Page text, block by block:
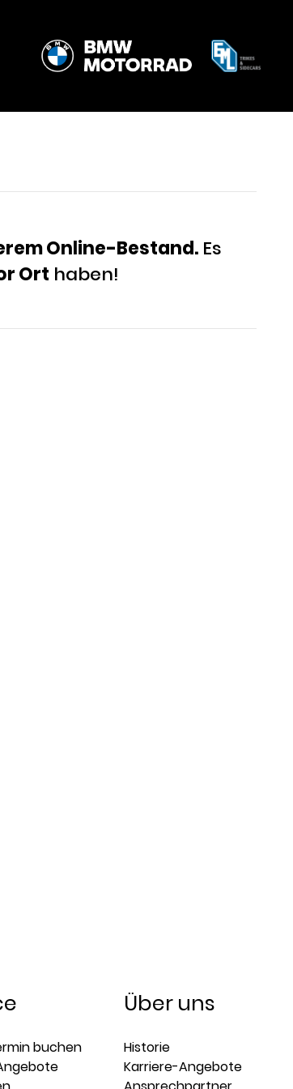
Online-Bestand.Es
Ort haben!
buchen
Über uns
Historie
Karriere-Angebote